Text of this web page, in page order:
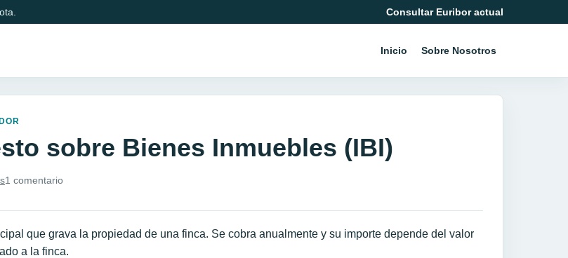
Consultar Euribor actual
Inicio Sobre Nosotros
sobre Bienes Inmuebles (IBI)
1 comentario
que grava la propiedad de una finca. Se cobra anualmente y su importe depende del valor
a la finca.